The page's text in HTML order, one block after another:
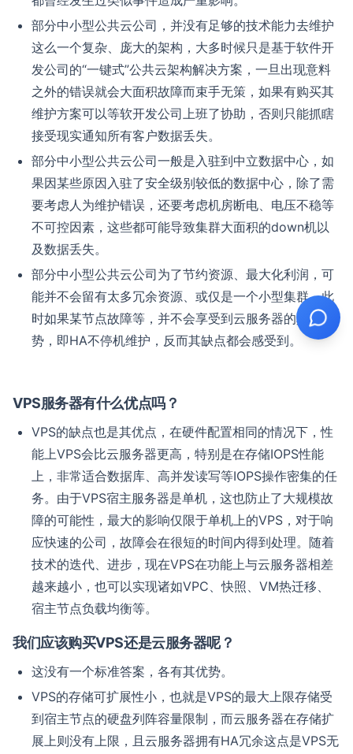
部分中小型公共云公司，并没有足够的技术能力去维护
这么一个复杂、庞大的架构，大多时候只是基于软件开
发公司的“一键式”公共云架构解决方案，一旦出现意料
之外的错误就会大面积故障而束手无策，如果有购买其
维护方案可以等软开发公司上班了协助，否则只能抓瞎
接受现实通知所有客户数据丢失。
部分中小型公共云公司一般是入驻到中立数据中心，如
果因某些原因入驻了安全级别较低的数据中心，除了需
要考虑人为维护错误，还要考虑机房断电、电压不稳等
不可控因素，这些都可能导致集群大面积的down机以
及数据丢失。
部分中小型公共云公司为了节约资源、最大化利润，可
能并不会留有太多冗余资源、或仅是一个小型集群，此
时如果某节点故障等，并不会享受到云服务器的真正优
势，即HA不停机维护，反而其缺点都会感受到。
VPS服务器有什么优点吗？
VPS的缺点也是其优点，在硬件配置相同的情况下，性
能上VPS会比云服务器更高，特别是在存储IOPS性能
上，非常适合数据库、高并发读写等IOPS操作密集的任
务。由于VPS宿主服务器是单机，这也防止了大规模故
障的可能性，最大的影响仅限于单机上的VPS，对于响
应快速的公司，故障会在很短的时间内得到处理。随着
技术的迭代、进步，现在VPS在功能上与云服务器相差
越来越小，也可以实现诸如VPC、快照、VM热迁移、
宿主节点负载均衡等。
我们应该购买VPS还是云服务器呢？
这没有一个标准答案，各有其优势。
VPS的存储可扩展性小，也就是VPS的最大上限存储受
到宿主节点的硬盘列阵容量限制，而云服务器在存储扩
展上则没有上限，且云服务器拥有HA冗余这点是VPS无